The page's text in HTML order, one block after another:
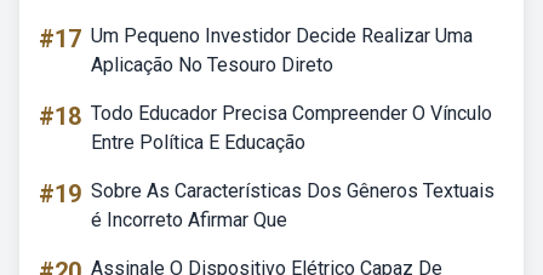
#17 Um Pequeno Investidor Decide Realizar Uma
Aplicação No Tesouro Direto
#18 Todo Educador Precisa Compreender O Vínculo
Entre Política E Educação
#19 Sobre As Características Dos Gêneros Textuais
é Incorreto Afirmar Que
Assinale O Dispositivo Elétrico Capaz De